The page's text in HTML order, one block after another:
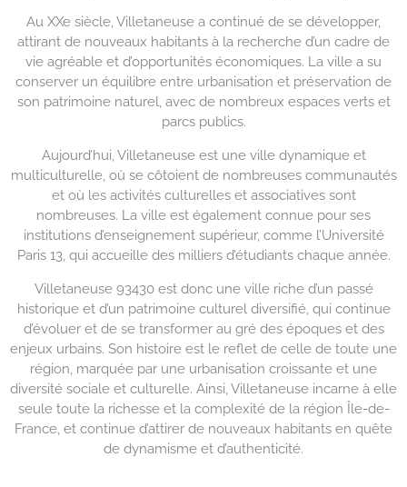
Au XXe siècle, Villetaneuse a continué de se développer,
attirant de nouveaux habitants à la recherche d’un cadre de
vie agréable et d’opportunités économiques. La ville a su
conserver un équilibre entre urbanisation et préservation de
son patrimoine naturel, avec de nombreux espaces verts et
parcs publics.
Aujourd’hui, Villetaneuse est une ville dynamique et
multiculturelle, où se côtoient de nombreuses communautés
et où les activités culturelles et associatives sont
nombreuses. La ville est également connue pour ses
institutions d’enseignement supérieur, comme l’Université
Paris 13, qui accueille des milliers d’étudiants chaque année.
Villetaneuse 93430 est donc une ville riche d’un passé
historique et d’un patrimoine culturel diversifié, qui continue
d’évoluer et de se transformer au gré des époques et des
enjeux urbains. Son histoire est le reflet de celle de toute une
région, marquée par une urbanisation croissante et une
diversité sociale et culturelle. Ainsi, Villetaneuse incarne à elle
seule toute la richesse et la complexité de la région Île-de-
France, et continue d’attirer de nouveaux habitants en quête
de dynamisme et d’authenticité.